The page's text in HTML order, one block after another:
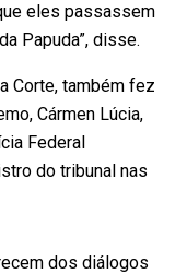
eles passassem
Papuda”, disse.
Corte, também fez
Cármen Lúcia,
Federal
do tribunal nas
dos diálogos